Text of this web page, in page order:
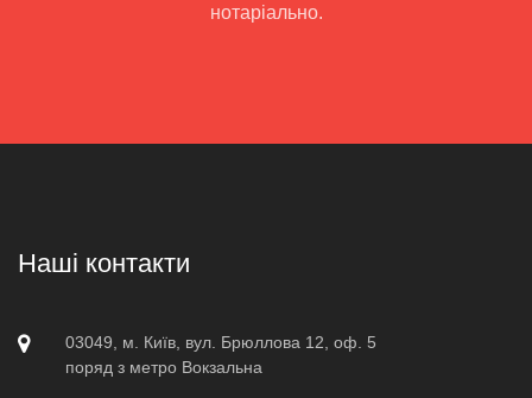
нотаріально.
Наші контакти
03049, м. Київ, вул. Брюллова 12, оф. 5
поряд з метро Вокзальна